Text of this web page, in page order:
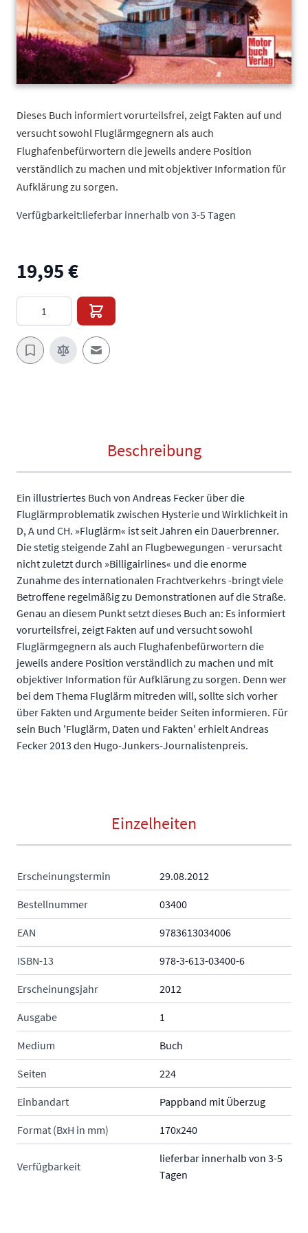
Dieses Buch informiert vorurteilsfrei, zeigt Fakten auf und
versucht sowohl Fluglärmgegnern als auch
Flughafenbefürwortern die jeweils andere Position
verständlich zu machen und mit objektiver Information für
Aufklärung zu sorgen.
Verfügbarkeit:lieferbar innerhalb von 3-5 Tagen
19,95 €
Menge
E-Mail an einen Freund
Beschreibung
Ein illustriertes Buch von Andreas Fecker über die
Fluglärmproblematik zwischen Hysterie und Wirklichkeit in
D, A und CH. »Fluglärm« ist seit Jahren ein Dauerbrenner.
Die stetig steigende Zahl an Flugbewegungen - verursacht
nicht zuletzt durch »Billigairlines« und die enorme
Zunahme des internationalen Frachtverkehrs -bringt viele
Betroffene regelmäßig zu Demonstrationen auf die Straße.
Genau an diesem Punkt setzt dieses Buch an: Es informiert
vorurteilsfrei, zeigt Fakten auf und versucht sowohl
Fluglärmgegnern als auch Flughafenbefürwortern die
jeweils andere Position verständlich zu machen und mit
objektiver Information für Aufklärung zu sorgen. Denn wer
bei dem Thema Fluglärm mitreden will, sollte sich vorher
über Fakten und Argumente beider Seiten informieren. Für
sein Buch 'Fluglärm, Daten und Fakten' erhielt Andreas
Fecker 2013 den Hugo-Junkers-Journalistenpreis.
Einzelheiten
Erscheinungstermin 29.08.2012
Bestellnummer 03400
EAN 9783613034006
ISBN-13 978-3-613-03400-6
Erscheinungsjahr 2012
Ausgabe 1
Medium Buch
Seiten 224
Einbandart Pappband mit Überzug
Format (BxH in mm) 170x240
Verfügbarkeit
lieferbar innerhalb von 3-5
Tagen